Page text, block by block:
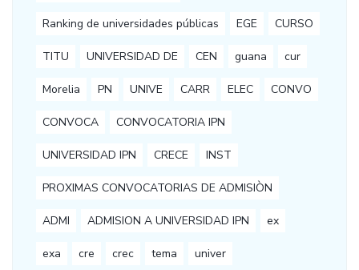
Ranking de universidades públicas EGE CURSO
TITU UNIVERSIDAD DE CEN guana cur
Morelia PN UNIVE CARR ELEC CONVO
CONVOCA CONVOCATORIA IPN
UNIVERSIDAD IPN CRECE INST
PROXIMAS CONVOCATORIAS DE ADMISIÒN
ADMI ADMISION A UNIVERSIDAD IPN ex
exa cre crec tema univer